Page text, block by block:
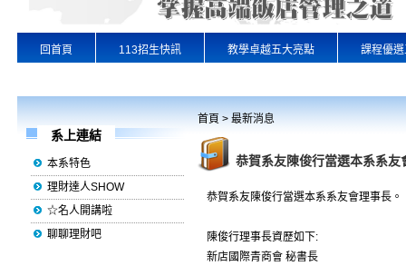
回首頁 113招生快訊 教學卓越五大亮點 課程優
系上連結
本系特色
理財達人SHOW
☆名人開講啦
聊聊理財吧
首頁 > 最新消息
恭賀系友陳俊行當選本系系友
恭賀系友陳俊行當選本系系友會理事長。
陳俊行理事長資歷如下:
新店國際青商會 秘書長